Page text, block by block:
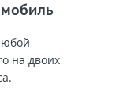
на двоих